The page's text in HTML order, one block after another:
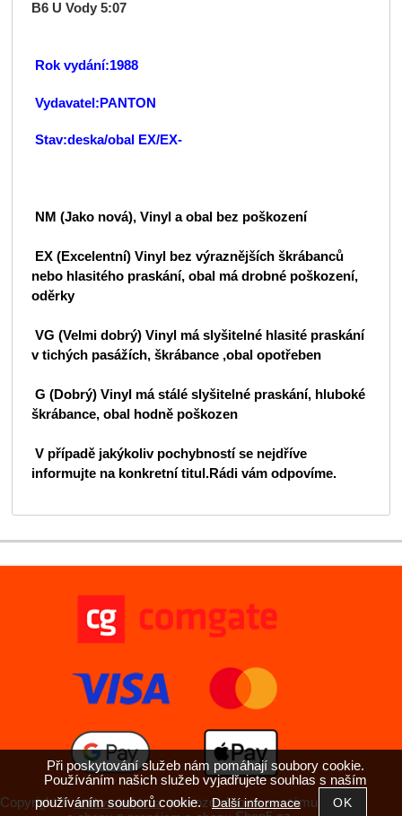
B6 U Vody 5:07
Rok vydání:1988
Vydavatel:PANTON
Stav:deska/obal EX/EX-
NM (Jako nová), Vinyl a obal bez poškození
EX (Excelentní) Vinyl bez výraznějších škrábanců
nebo hlasitého praskání, obal má drobné poškození,
oděrky
VG (Velmi dobrý) Vinyl má slyšitelné hlasité praskání
v tichých pasážích, škrábance ,obal opotřeben
G (Dobrý) Vinyl má stálé slyšitelné praskání, hluboké
škrábance, obal hodně poškozen
V případě jakýkoliv pochybností se nejdříve
informujte na konkretní titul.Rádi vám odpovíme.
Copyright ©antikvariatkh.cz,provozováno na systému
tvorba
Při poskytování služeb nám pomáhají soubory cookie.
Používáním našich služeb vyjadřujete souhlas s naším
používáním souborů cookie.Další informace